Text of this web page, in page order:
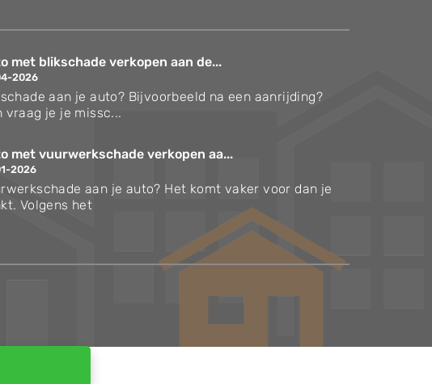
met blikschade verkopen aan de...
2026
aan je auto? Bijvoorbeeld na een aanrijding?
vraag je je missc...
met vuurwerkschade verkopen aa...
2026
aan je auto? Het komt vaker voor dan je
Volgens het